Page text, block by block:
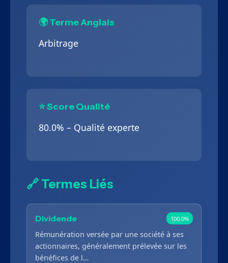
🌍 Terme Anglais
Arbitrage
⭐ Score Qualité
80.0% – Qualité experte
🔗 Termes Liés
Dividende 100.0%
Rémunération versée par une société à ses
actionnaires, généralement prélevée sur les
bénéfices de l…